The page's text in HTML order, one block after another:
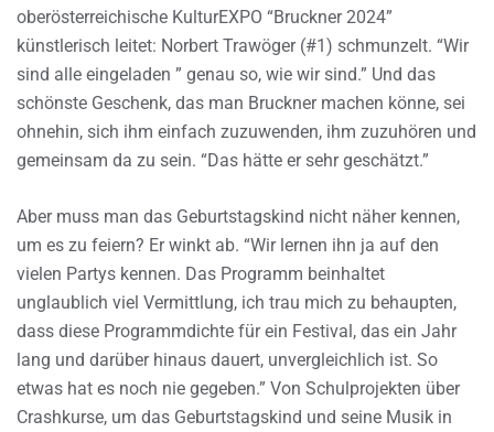
oberösterreichische KulturEXPO “Bruckner 2024”
künstlerisch leitet: Norbert Trawöger (#1) schmunzelt. “Wir
sind alle eingeladen ” genau so, wie wir sind.” Und das
schönste Geschenk, das man Bruckner machen könne, sei
ohnehin, sich ihm einfach zuzuwenden, ihm zuzuhören und
gemeinsam da zu sein. “Das hätte er sehr geschätzt.”
Aber muss man das Geburtstagskind nicht näher kennen,
um es zu feiern? Er winkt ab. “Wir lernen ihn ja auf den
vielen Partys kennen. Das Programm beinhaltet
unglaublich viel Vermittlung, ich trau mich zu behaupten,
dass diese Programmdichte für ein Festival, das ein Jahr
lang und darüber hinaus dauert, unvergleichlich ist. So
etwas hat es noch nie gegeben.” Von Schulprojekten über
Crashkurse, um das Geburtstagskind und seine Musik in